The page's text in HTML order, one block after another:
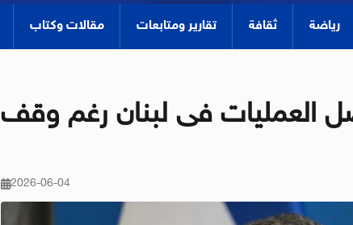
رياضة ثقافة تقارير ومتابعات مقالات وكتاب
العمليات فى لبنان رغم وقف
2026-06-04